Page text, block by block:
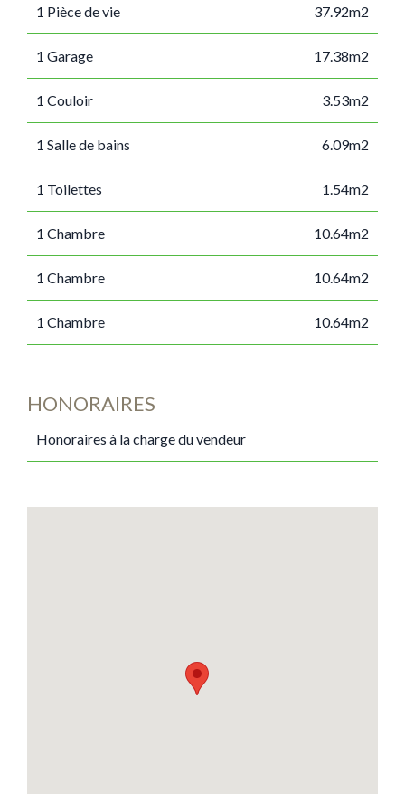
1 Pièce de vie 37.92m2
1 Garage 17.38m2
1 Couloir 3.53m2
1 Salle de bains 6.09m2
1 Toilettes 1.54m2
1 Chambre 10.64m2
1 Chambre 10.64m2
1 Chambre 10.64m2
HONORAIRES
Honoraires à la charge du vendeur